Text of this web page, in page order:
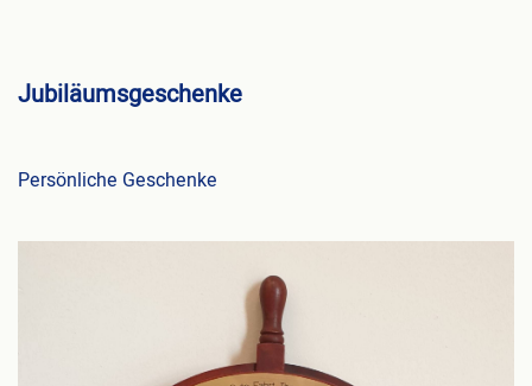
Jubiläumsgeschenke
Persönliche Geschenke